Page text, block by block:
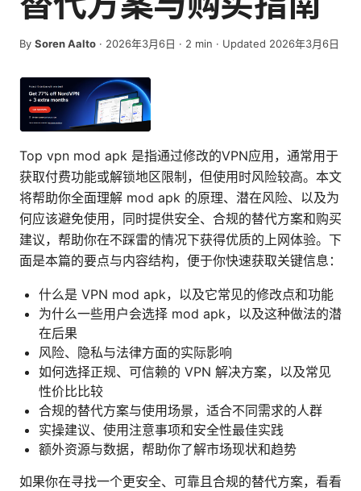
By Soren Aalto · 2026年3月6日 · 2 min · Updated 2026年3月6日
Top vpn mod apk 是指通过修改的VPN应用，通常用于
获取付费功能或解锁地区限制，但使用时风险较高。本文
将帮助你全面理解 mod apk 的原理、潜在风险、以及为
何应该避免使用，同时提供安全、合规的替代方案和购买
建议，帮助你在不踩雷的情况下获得优质的上网体验。下
面是本篇的要点与内容结构，便于你快速获取关键信息：
什么是 VPN mod apk，以及它常见的修改点和功能
为什么一些用户会选择 mod apk，以及这种做法的潜
在后果
风险、隐私与法律方面的实际影响
如何选择正规、可信赖的 VPN 解决方案，以及常见
性价比比较
合规的替代方案与使用场景，适合不同需求的人群
实操建议、使用注意事项和安全性最佳实践
额外资源与数据，帮助你了解市场现状和趋势
如果你在寻找一个更安全、可靠且合规的替代方案，看看